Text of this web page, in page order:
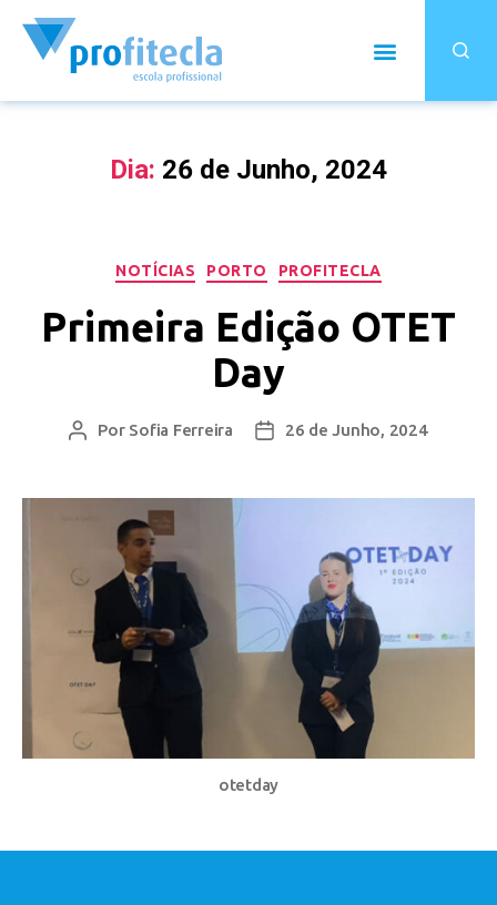
Dia: 26 de Junho, 2024
NOTÍCIAS PORTO PROFITECLA
Primeira Edição OTET
Day
Por Sofia Ferreira 26 de Junho, 2024
otetday